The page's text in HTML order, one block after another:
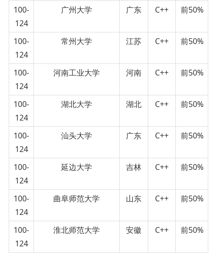
100-
124
广州大学 广东 C++ 前50%
100-
124
常州大学 江苏 C++ 前50%
100-
124
河南工业大学 河南 C++ 前50%
100-
124
湖北大学 湖北 C++ 前50%
100-
124
汕头大学 广东 C++ 前50%
100-
124
延边大学 吉林 C++ 前50%
100-
124
曲阜师范大学 山东 C++ 前50%
100-
124
淮北师范大学 安徽 C++ 前50%